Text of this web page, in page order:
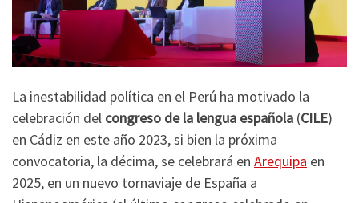
La inestabilidad política en el Perú ha motivado la
celebración del congreso de la lengua española (CILE)
en Cádiz en este año 2023, si bien la próxima
convocatoria, la décima, se celebrará en Arequipa en
2025, en un nuevo tornaviaje de España a